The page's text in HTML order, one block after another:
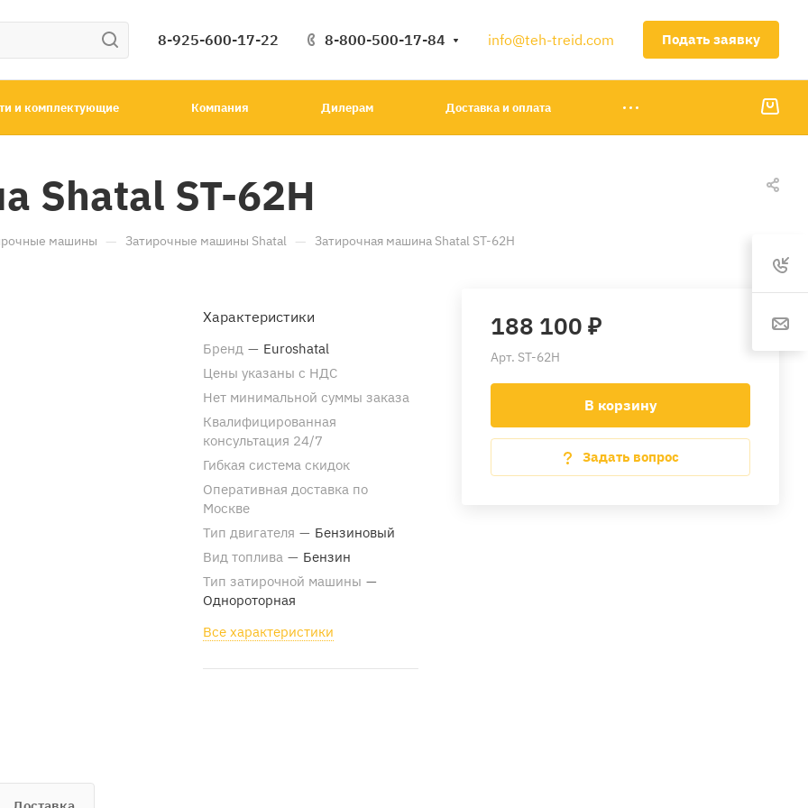
8-925-600-17-22 8-800-500-17-84 info@teh-treid.com Подать заявку
и комплектующие Компания Дилерам Доставка и оплата
Shatal ST-62H
машины — Затирочные машины Shatal — Затирочная машина Shatal ST-62H
188 100 ₽
Арт. ST-62H
В корзину
Задать вопрос
Характеристики
Бренд — Euroshatal
Цены указаны с НДС
Нет минимальной суммы заказа
Квалифицированная
консультация 24/7
Гибкая система скидок
Оперативная доставка по
Москве
Тип двигателя — Бензиновый
Вид топлива — Бензин
Тип затирочной машины —
Однороторная
Все характеристики